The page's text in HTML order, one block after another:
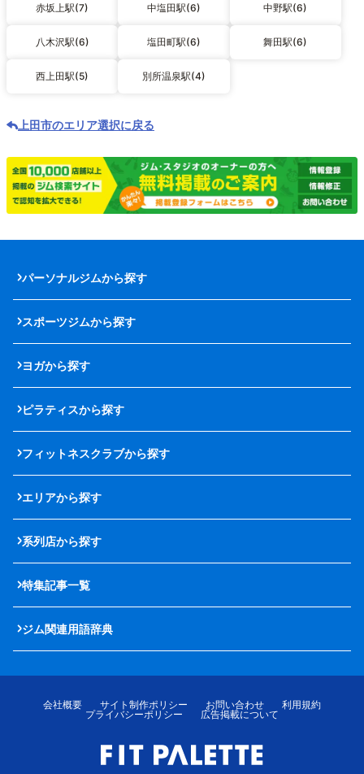
赤坂上駅(7) 中塩田駅(6) 中野駅(6)
八木沢駅(6) 塩田町駅(6) 舞田駅(6)
西上田駅(5) 別所温泉駅(4)
上田市のエリア選択に戻る
パーソナルジムから探す
スポーツジムから探す
ヨガから探す
ピラティスから探す
フィットネスクラブから探す
エリアから探す
系列店から探す
特集記事一覧
ジム関連用語辞典
会社概要 サイト制作ポリシー お問い合わせ
利用規約
プライバシーポリシー
広告掲載について